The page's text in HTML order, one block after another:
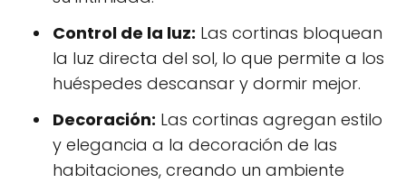
Control de la luz: Las cortinas bloquean
la luz directa del sol, lo que permite a los
huéspedes descansar y dormir mejor.
Decoración: Las cortinas agregan estilo
y elegancia a la decoración de las
habitaciones, creando un ambiente